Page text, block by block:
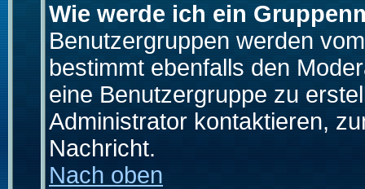
Wie werde ich ein
Benutzergruppen werden
bestimmt ebenfalls den
eine Benutzergruppe zu
Administrator kontaktieren,
Nachricht.
Nach oben